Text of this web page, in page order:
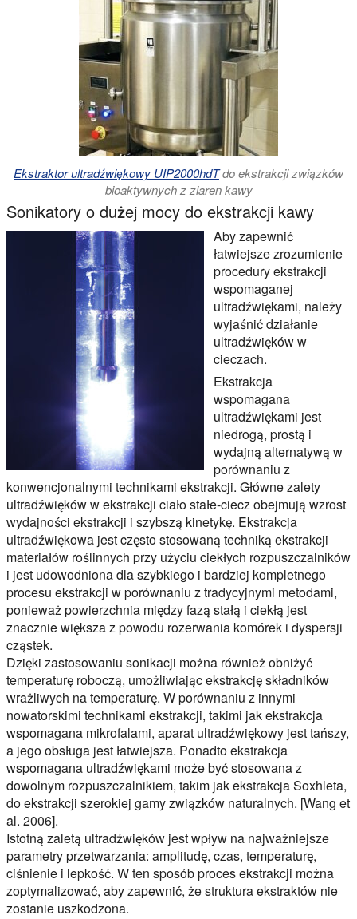
Ekstraktor ultradźwiękowy UIP2000hdTdo ekstrakcji związków
bioaktywnych z ziaren kawy
Sonikatory o dużej mocy do ekstrakcji kawy
Aby zapewnić
łatwiejsze zrozumienie
procedury ekstrakcji
wspomaganej
ultradźwiękami, należy
wyjaśnić działanie
ultradźwięków w
cieczach.
Ekstrakcja
wspomagana
ultradźwiękami jest
niedrogą, prostą i
wydajną alternatywą w
porównaniu z
konwencjonalnymi technikami ekstrakcji. Główne zalety
ultradźwięków w ekstrakcji ciało stałe-ciecz obejmują wzrost
wydajności ekstrakcji i szybszą kinetykę. Ekstrakcja
ultradźwiękowa jest często stosowaną techniką ekstrakcji
materiałów roślinnych przy użyciu ciekłych rozpuszczalników
i jest udowodniona dla szybkiego i bardziej kompletnego
procesu ekstrakcji w porównaniu z tradycyjnymi metodami,
ponieważ powierzchnia między fazą stałą i ciekłą jest
znacznie większa z powodu rozerwania komórek i dyspersji
cząstek.
Dzięki zastosowaniu sonikacji można również obniżyć
temperaturę roboczą, umożliwiając ekstrakcję składników
wrażliwych na temperaturę. W porównaniu z innymi
nowatorskimi technikami ekstrakcji, takimi jak ekstrakcja
wspomagana mikrofalami, aparat ultradźwiękowy jest tańszy,
a jego obsługa jest łatwiejsza. Ponadto ekstrakcja
wspomagana ultradźwiękami może być stosowana z
dowolnym rozpuszczalnikiem, takim jak ekstrakcja Soxhleta,
do ekstrakcji szerokiej gamy związków naturalnych. [Wang et
al. 2006].
Istotną zaletą ultradźwięków jest wpływ na najważniejsze
parametry przetwarzania: amplitudę, czas, temperaturę,
ciśnienie i lepkość. W ten sposób proces ekstrakcji można
zoptymalizować, aby zapewnić, że struktura ekstraktów nie
zostanie uszkodzona.